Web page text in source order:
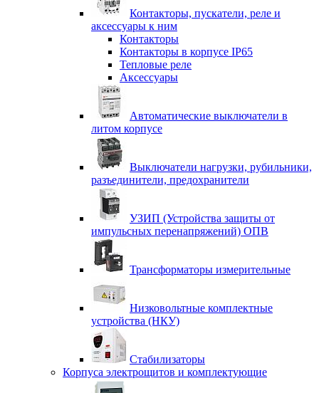
Контакторы, пускатели, реле и
аксессуары к ним
Контакторы
Контакторы в корпусе IP65
Тепловые реле
Аксессуары
Автоматические выключатели в
литом корпусе
Выключатели нагрузки, рубильники,
разъединители, предохранители
УЗИП (Устройства защиты от
импульсных перенапряжений) ОПВ
Трансформаторы измерительные
Низковольтные комплектные
устройства (НКУ)
Стабилизаторы
Корпуса электрощитов и комплектующие